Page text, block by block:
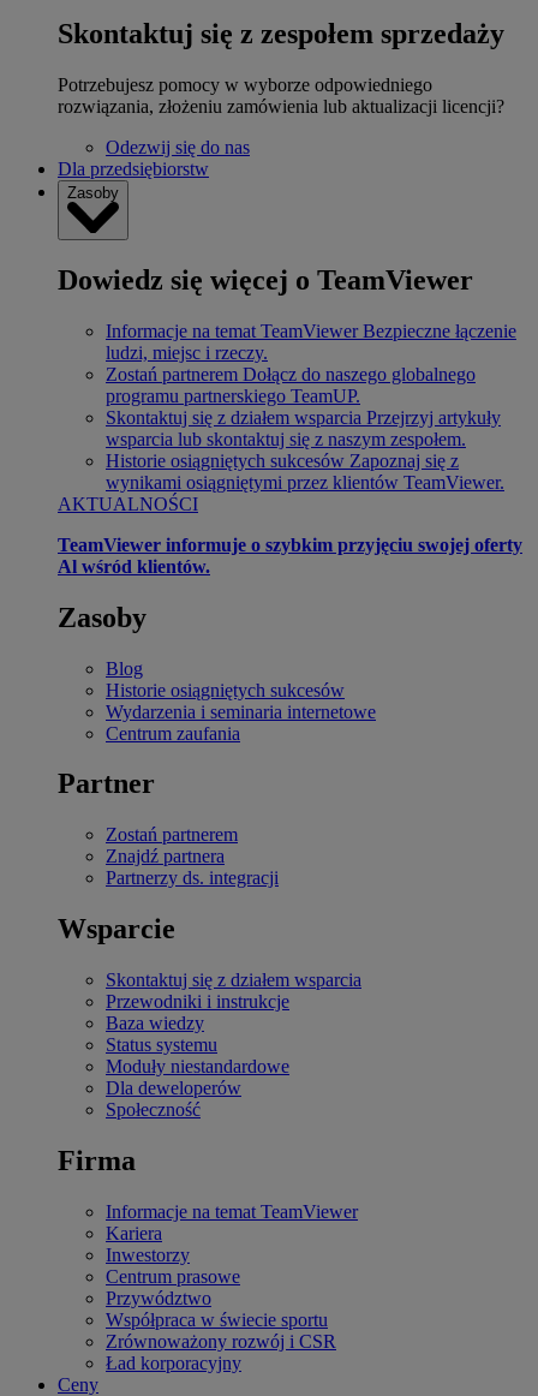
Skontaktuj się z zespołem sprzedaży
Potrzebujesz pomocy w wyborze odpowiedniego
rozwiązania, złożeniu zamówienia lub aktualizacji licencji?
Odezwij się do nas
Dla przedsiębiorstw
Zasoby
Dowiedz się więcej o TeamViewer
Informacje na temat TeamViewer Bezpieczne łączenie
ludzi, miejsc i rzeczy.
Zostań partnerem Dołącz do naszego globalnego
programu partnerskiego TeamUP.
Skontaktuj się z działem wsparcia Przejrzyj artykuły
wsparcia lub skontaktuj się z naszym zespołem.
Historie osiągniętych sukcesów Zapoznaj się z
wynikami osiągniętymi przez klientów TeamViewer.
AKTUALNOŚCI
TeamViewer informuje o szybkim przyjęciu swojej oferty
Al wśród klientów.
Zasoby
Blog
Historie osiągniętych sukcesów
Wydarzenia i seminaria internetowe
Centrum zaufania
Partner
Zostań partnerem
Znajdź partnera
Partnerzy ds. integracji
Wsparcie
Skontaktuj się z działem wsparcia
Przewodniki i instrukcje
Baza wiedzy
Status systemu
Moduły niestandardowe
Dla deweloperów
Społeczność
Firma
Informacje na temat TeamViewer
Kariera
Inwestorzy
Centrum prasowe
Przywództwo
Współpraca w świecie sportu
Zrównoważony rozwój i CSR
Ład korporacyjny
Ceny